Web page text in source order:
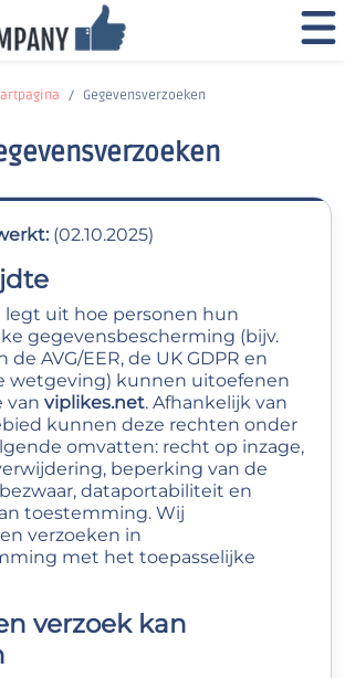
Gegevensverzoeken
(02.10.2025)
legt uit hoe personen hun
gegevensbescherming (bijv.
de AVG/EER, de UK GDPR en
wetgeving) kunnen uitoefenen
van viplikes.net. Afhankelijk van
kunnen deze rechten onder
omvatten: recht op inzage,
beperking van de
dataportabiliteit en
toestemming. Wij
verzoeken in
met het toepasselijke
verzoek kan